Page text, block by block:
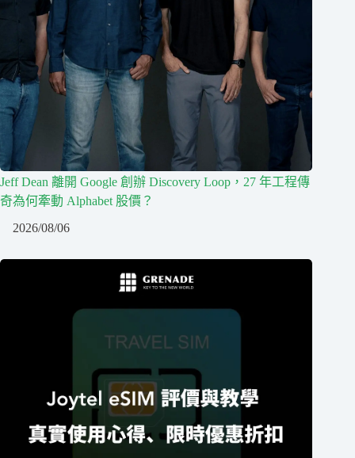
Jeff Dean 離開 Google 創辦 Discovery Loop，27 年工程傳
奇為何牽動 Alphabet 股價？
2026/08/06